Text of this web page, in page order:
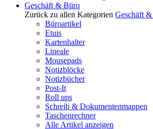
Geschäft & Büro
Zurück zu allen Kategorien Geschäft
Büroartikel
Etuis
Kartenhalter
Lineale
Mousepads
Notizblöcke
Notizbücher
Post-It
Roll ups
Schreib & Dokumentenmappen
Taschenrechner
Alle Artikel anzeigen